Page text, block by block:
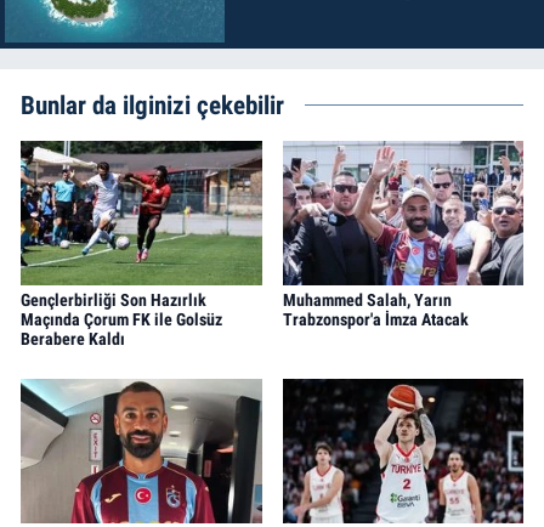
Bunlar da ilginizi çekebilir
Gençlerbirliği Son Hazırlık
Maçında Çorum FK ile Golsüz
Berabere Kaldı
Muhammed Salah, Yarın
Trabzonspor'a İmza Atacak